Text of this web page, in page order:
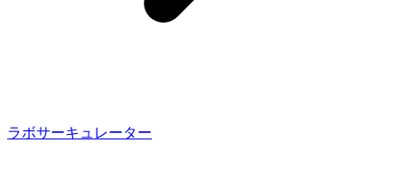
ラボサーキュレーター